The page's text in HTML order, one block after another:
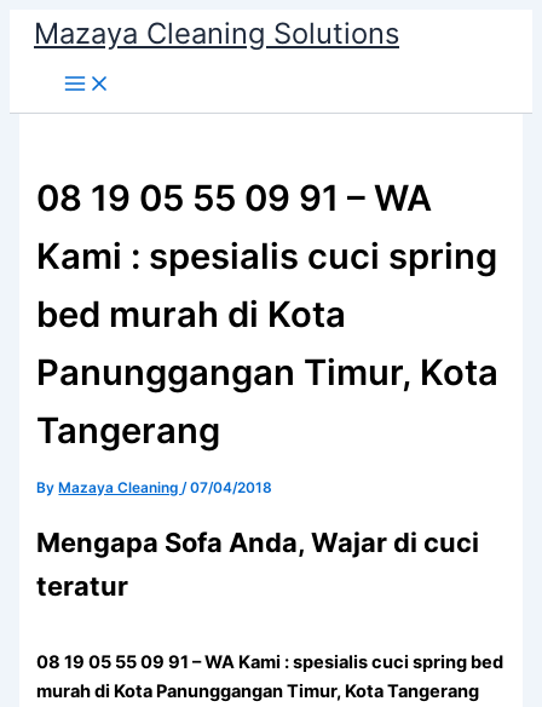
content
Mazaya Cleaning Solutions
08 19 05 55 09 91 – WA
Kami : spesialis cuci spring
bed murah di Kota
Panunggangan Timur, Kota
Tangerang
By Mazaya Cleaning/07/04/2018
Mеngара Sofa Andа, Wajar di cuci
teratur
08 19 05 55 09 91 – WA Kami : spesialis cuci spring bed
murah di Kota Panunggangan Timur, Kota Tangerang